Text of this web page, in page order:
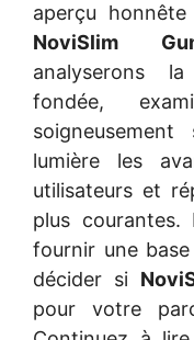
aperçu
NoviSlim
analyserons
fondée,
lumière les
utilisateurs et
plus
fournir une
décider si
pour votre